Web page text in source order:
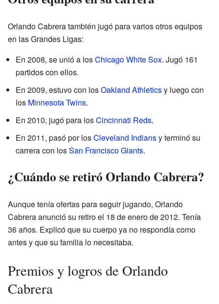
Orlando Cabrera también jugó para varios otros equipos
en las Grandes Ligas:
En 2008, se unió a losChicago White Sox. Jugó 161
partidos con ellos.
En 2009, estuvo con losOakland Athleticsy luego con
los Minnesota Twins.
En 2010, jugó para losCincinnati Reds.
En 2011, pasó por losCleveland Indiansy terminó su
carrera con losSan Francisco Giants.
¿Cuándo se retiró Orlando Cabrera?
Aunque tenía ofertas para seguir jugando, Orlando
Cabrera anunció su retiro el 18 de enero de 2012. Tenía
36 años. Explicó que su cuerpo ya no respondía como
antes y que su familia lo necesitaba.
Premios y logros de Orlando
Cabrera